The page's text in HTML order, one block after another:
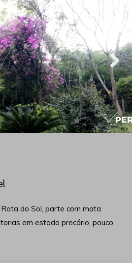
do Sol, parte com mata
em estado precário, pouco